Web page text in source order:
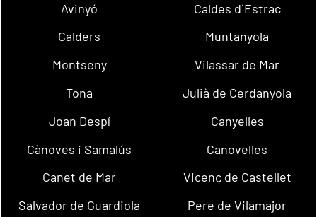
Avinyó
Caldes d´Estrac
Calders
Muntanyola
Montseny
Vilassar de Mar
Tona
Julià de Cerdanyola
Joan Despí
Canyelles
Cànoves i Samalús
Canovelles
Canet de Mar
Vicenç de Castellet
Salvador de Guardiola
Pere de Vilamajor